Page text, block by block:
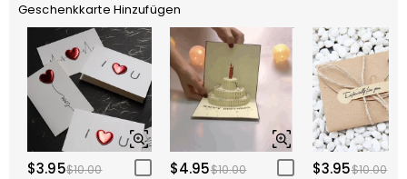
Geschenkkarte Hinzufügen
$3.95$10.00 $4.95$10.00 $3.95$10.00